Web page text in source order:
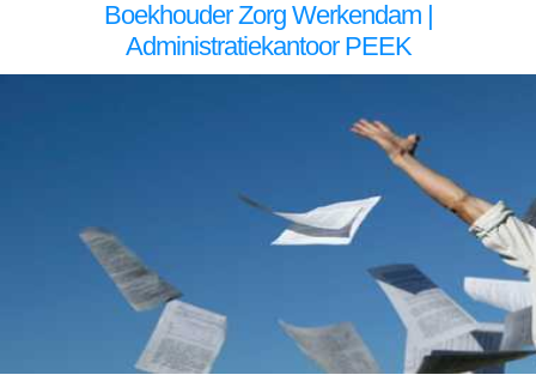
Boekhouder Zorg Werkendam |
Administratiekantoor PEEK